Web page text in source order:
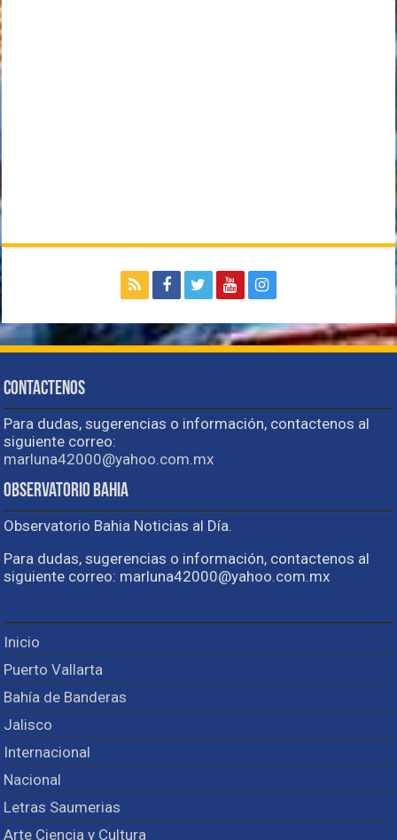
Contactenos
Para dudas, sugerencias o información, contactenos al
siguiente correo:
marluna42000@yahoo.com.mx
Observatorio Bahia
Observatorio Bahia Noticias al Día.
Para dudas, sugerencias o información, contactenos al
siguiente correo: marluna42000@yahoo.com.mx
Inicio
Puerto Vallarta
Bahía de Banderas
Jalisco
Internacional
Nacional
Letras Saumerias
Arte Ciencia y Cultura